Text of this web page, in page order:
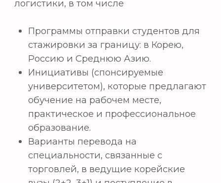
Возникли вопросы?
Мы здесь, чтобы
Мы ценим ваше обращение
и готовы
помочь Вам в любое время.
Адрес:Ташкентская область, город
Нурафшан, центр города Янгиабад мфй, ул.
Янгиабад 24 (Направление: район Делового
города, Нурафшан Бизнес Сити)
+998 (55) 518-75-75
+998 (95) 199-75-75
info@hwashin.uz